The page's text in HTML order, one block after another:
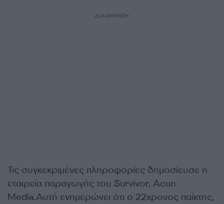
ΔΙΑΦΗΜΙΣΗ
Τις συγκεκριμένες πληροφορίες δημοσίευσε η
εταιρεία παραγωγής του Survivor, Acun
Media.Αυτή ενημερώνει ότι ο 22χρονος παίκτης,